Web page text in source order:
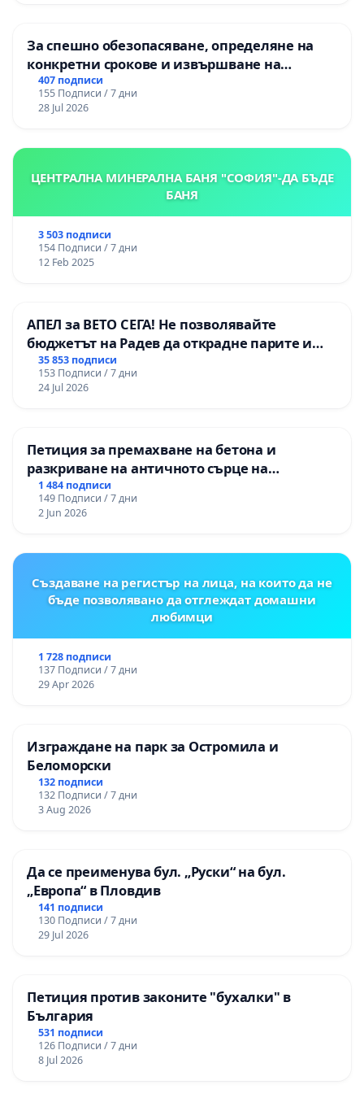
За спешно обезопасяване, определяне на
конкретни срокове и извършване на
цялостна рехабилитация на
републиканския път между пътен възел АМ
„Тракия“ - гр. Ихтиман - с. Мирово - к.к.
407 подписи
155 Подписи / 7 дни
28 Jul 2026
ЦЕНТРАЛНА МИНЕРАЛНА БАНЯ "СОФИЯ"-ДА БЪДЕ
БАНЯ
3 503 подписи
154 Подписи / 7 дни
12 Feb 2025
АПЕЛ за ВЕТО СЕГА! Не позволявайте
бюджетът на Радев да открадне парите и
правата ни в тъмното
35 853 подписи
153 Подписи / 7 дни
24 Jul 2026
Петиция за премахване на бетона и
разкриване на античното сърце на
Могиланската могила във Враца
1 484 подписи
149 Подписи / 7 дни
2 Jun 2026
Създаване на регистър на лица, на които да не
бъде позволявано да отглеждат домашни
любимци
1 728 подписи
137 Подписи / 7 дни
29 Apr 2026
Изграждане на парк за Остромила и
Беломорски
132 подписи
132 Подписи / 7 дни
3 Aug 2026
Да се преименува бул. „Руски“ на бул.
„Европа“ в Пловдив
141 подписи
130 Подписи / 7 дни
29 Jul 2026
Петиция против законите "бухалки" в
България
531 подписи
126 Подписи / 7 дни
8 Jul 2026